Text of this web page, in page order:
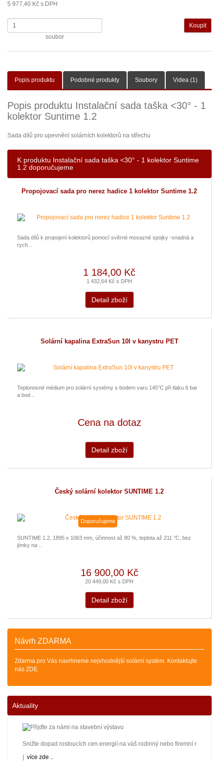
5 977,40 Kč s DPH
soubor
Popis produktu Podobné produkty Soubory Videa (1)
Popis produktu Instalační sada taška <30° - 1
kolektor Suntime 1.2
Sada dílů pro upevnění solárních kolektorů na střechu
K produktu Instalační sada taška <30° - 1 kolektor Suntime
1.2 doporučujeme
Propojovací sada pro nerez hadice 1 kolektor Suntime 1.2
Sada dílů k propojení kolektorů pomocí svěrné mosazné spojky -snadná a
rych ..
1 184,00 Kč
1 432,64 Kč s DPH
Detail zboží
Solární kapalina ExtraSun 10l v kanystru PET
Teplonosné médium pro solární systémy s bodem varu 145°C při tlaku 6 bar
a bod ..
Cena na dotaz
Detail zboží
Český solární kolektor SUNTIME 1.2
Doporučujeme
SUNTIME 1.2, 1895 x 1063 mm, účinnost až 80 %, teplota až 211 °C, bez
jímky na ..
16 900,00 Kč
20 449,00 Kč s DPH
Detail zboží
Návrh ZDARMA
Zdarma pro Vás navrhneme nejvhodnější solární systém. Kontaktujte
nás ZDE
Aktuality
Snižte dopad rostoucích cen energií na váš rodinný nebo firemní
více zde ..